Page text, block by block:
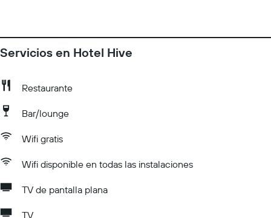
Servicios en Hotel Hive
Restaurante
Bar/lounge
Wifi gratis
Wifi disponible en todas las instalaciones
TV de pantalla plana
TV